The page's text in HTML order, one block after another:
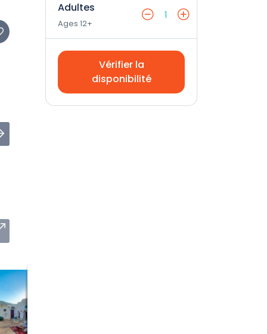
Adultes
Ages 12+
1
Vérifier la
disponibilité